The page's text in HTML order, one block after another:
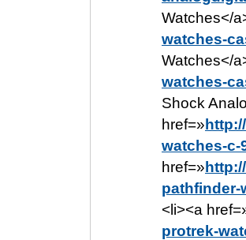
Watches</
watches-
Watches</
watches-
Shock
href=»
watches-c-
href=»
pathfinder-
<li><a
protrek-